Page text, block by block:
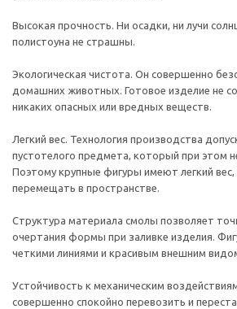
Высокая прочность. Ни осадки, ни лучи
полистоуна не страшны.
Экологическая чистота. Он совершенно
домашних животных. Готовое изделие не
никаких опасных или вредных веществ.
Легкий вес. Технология производства
пустотелого предмета, который при этом
Поэтому крупные фигуры имеют легкий
перемещать в пространстве.
Структура материала смолы позволяет
очертания формы при заливке изделия.
четкими линиями и красивым внешним
Устойчивость к механическим
совершенно спокойно перевозить и